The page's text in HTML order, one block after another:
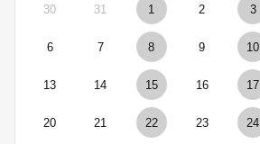
30 31 1 2 3
6 7 8 9 10
13 14 15 16 17
20 21 22 23 24